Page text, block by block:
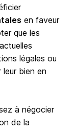
en faveur
que les
légales ou
bien en
à négocier
de la